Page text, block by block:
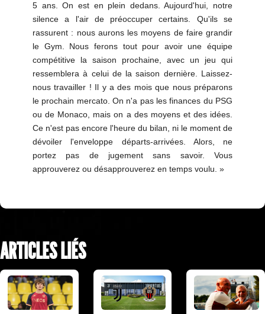
5 ans. On est en plein dedans. Aujourd'hui, notre
silence a l'air de préoccuper certains. Qu'ils se
rassurent : nous aurons les moyens de faire grandir
le Gym. Nous ferons tout pour avoir une équipe
compétitive la saison prochaine, avec un jeu qui
ressemblera à celui de la saison dernière. Laissez-
nous travailler ! Il y a des mois que nous préparons
le prochain mercato. On n'a pas les finances du PSG
ou de Monaco, mais on a des moyens et des idées.
Ce n'est pas encore l'heure du bilan, ni le moment de
dévoiler l'enveloppe départs-arrivées. Alors, ne
portez pas de jugement sans savoir. Vous
approuverez ou désapprouverez en temps voulu. »
ARTICLES LIÉS